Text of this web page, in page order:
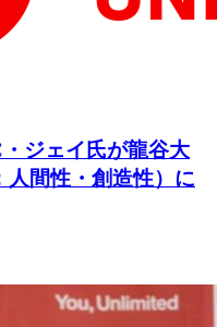
・ジェイ氏が龍谷大
間性・創造性）に